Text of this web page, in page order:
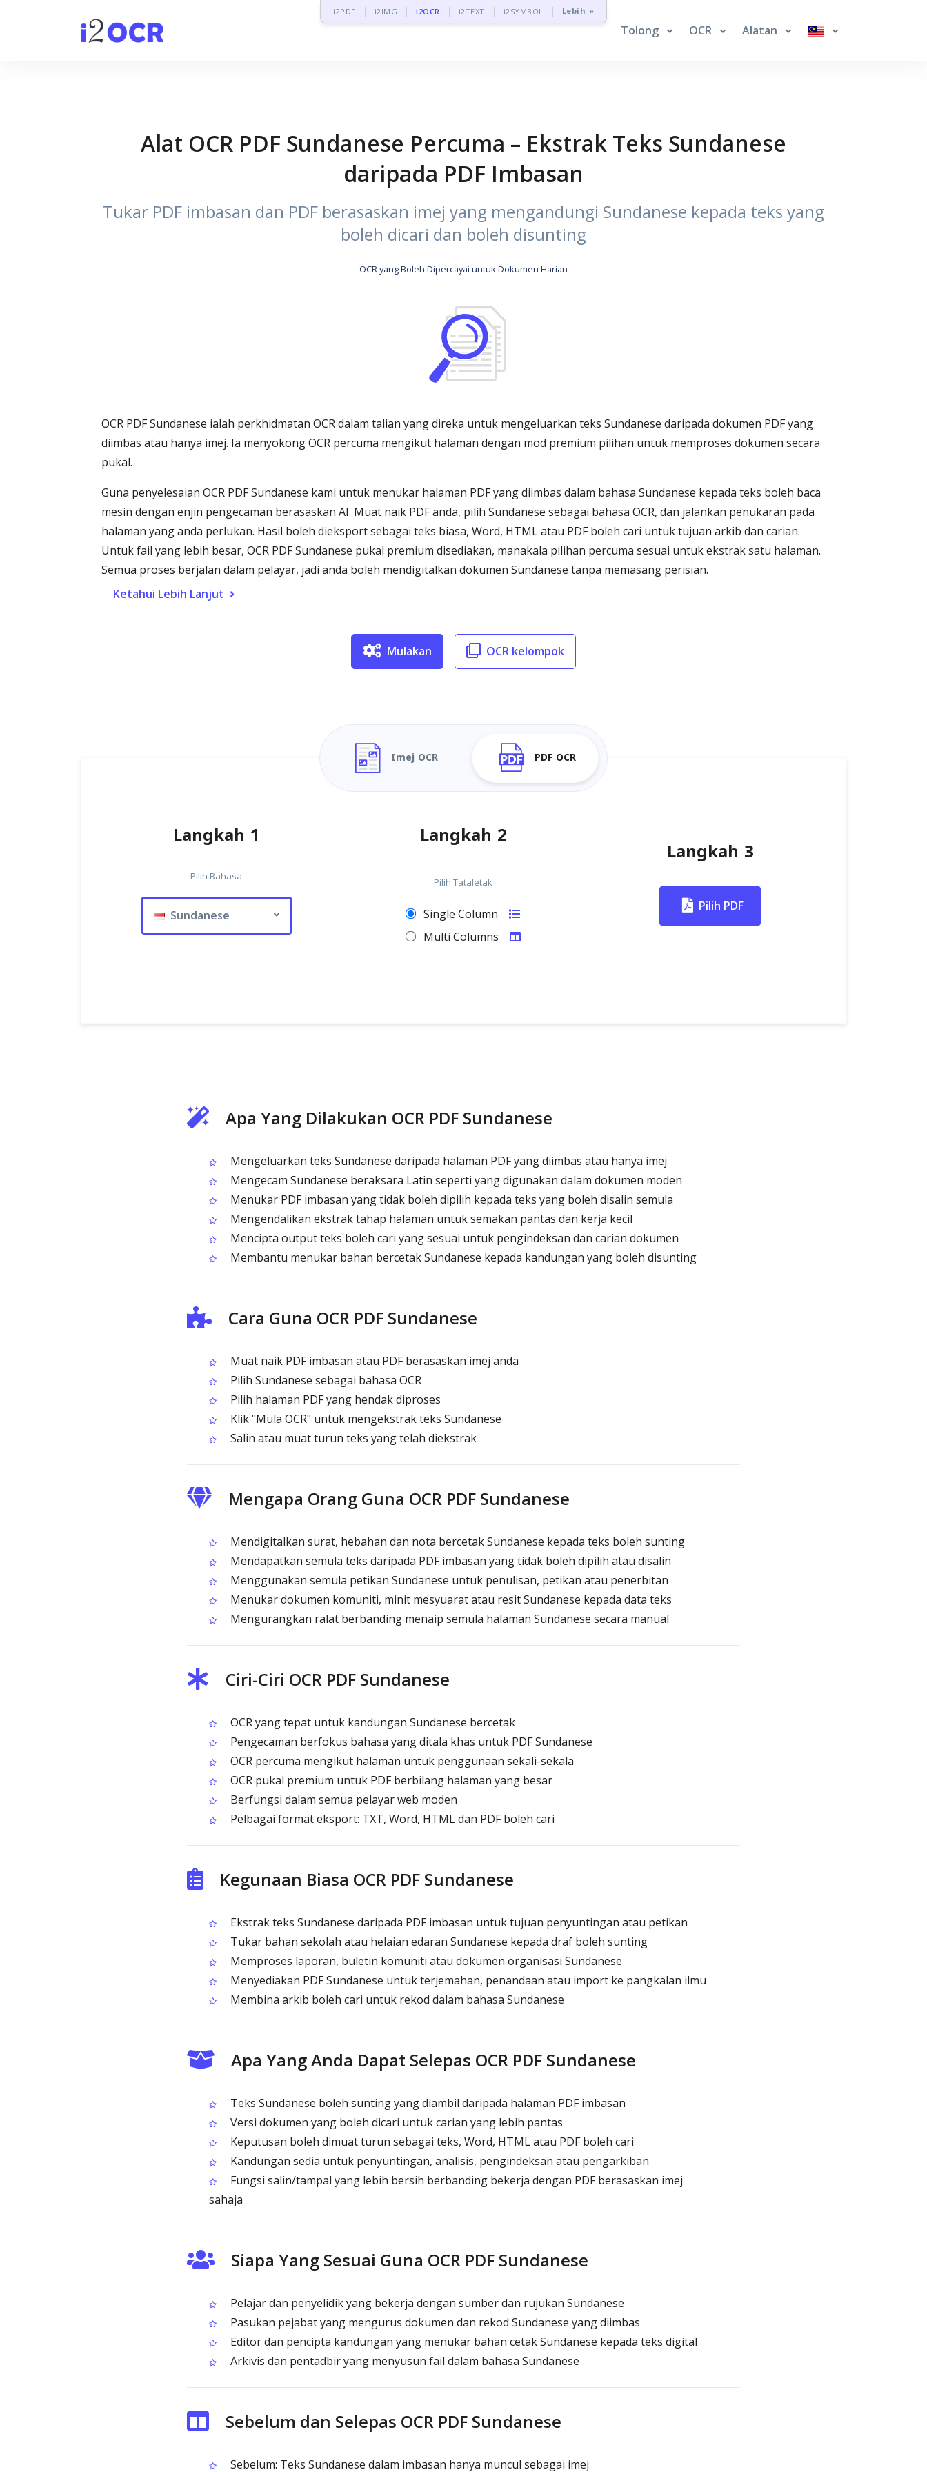
i2PDF i2IMG i2OCR i2TEXT i2SYMBOL Lebih »
Tolong OCR Alatan
Alat OCR PDF Sundanese Percuma – Ekstrak Teks Sundanese
daripada PDF Imbasan
Tukar PDF imbasan dan PDF berasaskan imej yang mengandungi Sundanese kepada teks yang
boleh dicari dan boleh disunting
OCR yang Boleh Dipercayai untuk Dokumen Harian
OCR PDF Sundanese ialah perkhidmatan OCR dalam talian yang direka untuk mengeluarkan teks Sundanese daripada dokumen PDF yang
diimbas atau hanya imej. Ia menyokong OCR percuma mengikut halaman dengan mod premium pilihan untuk memproses dokumen secara
pukal.
Guna penyelesaian OCR PDF Sundanese kami untuk menukar halaman PDF yang diimbas dalam bahasa Sundanese kepada teks boleh baca
mesin dengan enjin pengecaman berasaskan AI. Muat naik PDF anda, pilih Sundanese sebagai bahasa OCR, dan jalankan penukaran pada
halaman yang anda perlukan. Hasil boleh dieksport sebagai teks biasa, Word, HTML atau PDF boleh cari untuk tujuan arkib dan carian.
Untuk fail yang lebih besar, OCR PDF Sundanese pukal premium disediakan, manakala pilihan percuma sesuai untuk ekstrak satu halaman.
Semua proses berjalan dalam pelayar, jadi anda boleh mendigitalkan dokumen Sundanese tanpa memasang perisian.
Ketahui Lebih Lanjut
Mulakan OCR kelompok
Imej OCR PDF OCR
Langkah 1
Pilih Bahasa
Sundanese
Langkah 2
Pilih Tataletak
Single Column
Multi Columns
Langkah 3
Pilih PDF
Apa Yang Dilakukan OCR PDF Sundanese
Mengeluarkan teks Sundanese daripada halaman PDF yang diimbas atau hanya imej
Mengecam Sundanese beraksara Latin seperti yang digunakan dalam dokumen moden
Menukar PDF imbasan yang tidak boleh dipilih kepada teks yang boleh disalin semula
Mengendalikan ekstrak tahap halaman untuk semakan pantas dan kerja kecil
Mencipta output teks boleh cari yang sesuai untuk pengindeksan dan carian dokumen
Membantu menukar bahan bercetak Sundanese kepada kandungan yang boleh disunting
Cara Guna OCR PDF Sundanese
Muat naik PDF imbasan atau PDF berasaskan imej anda
Pilih Sundanese sebagai bahasa OCR
Pilih halaman PDF yang hendak diproses
Klik "Mula OCR" untuk mengekstrak teks Sundanese
Salin atau muat turun teks yang telah diekstrak
Mengapa Orang Guna OCR PDF Sundanese
Mendigitalkan surat, hebahan dan nota bercetak Sundanese kepada teks boleh sunting
Mendapatkan semula teks daripada PDF imbasan yang tidak boleh dipilih atau disalin
Menggunakan semula petikan Sundanese untuk penulisan, petikan atau penerbitan
Menukar dokumen komuniti, minit mesyuarat atau resit Sundanese kepada data teks
Mengurangkan ralat berbanding menaip semula halaman Sundanese secara manual
Ciri-Ciri OCR PDF Sundanese
OCR yang tepat untuk kandungan Sundanese bercetak
Pengecaman berfokus bahasa yang ditala khas untuk PDF Sundanese
OCR percuma mengikut halaman untuk penggunaan sekali-sekala
OCR pukal premium untuk PDF berbilang halaman yang besar
Berfungsi dalam semua pelayar web moden
Pelbagai format eksport: TXT, Word, HTML dan PDF boleh cari
Kegunaan Biasa OCR PDF Sundanese
Ekstrak teks Sundanese daripada PDF imbasan untuk tujuan penyuntingan atau petikan
Tukar bahan sekolah atau helaian edaran Sundanese kepada draf boleh sunting
Memproses laporan, buletin komuniti atau dokumen organisasi Sundanese
Menyediakan PDF Sundanese untuk terjemahan, penandaan atau import ke pangkalan ilmu
Membina arkib boleh cari untuk rekod dalam bahasa Sundanese
Apa Yang Anda Dapat Selepas OCR PDF Sundanese
Teks Sundanese boleh sunting yang diambil daripada halaman PDF imbasan
Versi dokumen yang boleh dicari untuk carian yang lebih pantas
Keputusan boleh dimuat turun sebagai teks, Word, HTML atau PDF boleh cari
Kandungan sedia untuk penyuntingan, analisis, pengindeksan atau pengarkiban
Fungsi salin/tampal yang lebih bersih berbanding bekerja dengan PDF berasaskan imej
sahaja
Siapa Yang Sesuai Guna OCR PDF Sundanese
Pelajar dan penyelidik yang bekerja dengan sumber dan rujukan Sundanese
Pasukan pejabat yang mengurus dokumen dan rekod Sundanese yang diimbas
Editor dan pencipta kandungan yang menukar bahan cetak Sundanese kepada teks digital
Arkivis dan pentadbir yang menyusun fail dalam bahasa Sundanese
Sebelum dan Selepas OCR PDF Sundanese
Sebelum: Teks Sundanese dalam imbasan hanya muncul sebagai imej